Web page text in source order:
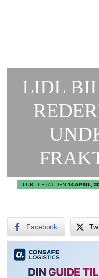
LIDL
PUBLICERAT DEN 14 APRIL,
Facebook